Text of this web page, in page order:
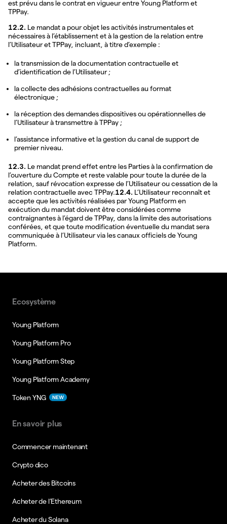
est prévu dans le contrat en vigueur entre Young Platform et
TPPay.
12.2. Le mandat a pour objet les activités instrumentales et
nécessaires à l’établissement et à la gestion de la relation entre
l’Utilisateur et TPPay, incluant, à titre d’exemple :
la transmission de la documentation contractuelle et
d’identification de l’Utilisateur ;
la collecte des adhésions contractuelles au format
électronique ;
la réception des demandes dispositives ou opérationnelles de
l’Utilisateur à transmettre à TPPay ;
l’assistance informative et la gestion du canal de support de
premier niveau.
12.3. Le mandat prend effet entre les Parties à la confirmation de
l’ouverture du Compte et reste valable pour toute la durée de la
relation, sauf révocation expresse de l’Utilisateur ou cessation de la
relation contractuelle avec TPPay.12.4. L’Utilisateur reconnaît et
accepte que les activités réalisées par Young Platform en
exécution du mandat doivent être considérées comme
contraignantes à l’égard de TPPay, dans la limite des autorisations
conférées, et que toute modification éventuelle du mandat sera
communiquée à l’Utilisateur via les canaux officiels de Young
Platform.
Ecosystème
Young Platform
Young Platform Pro
Young Platform Step
Young Platform Academy
Token YNG NEW
En savoir plus
Commencer maintenant
Crypto dico
Acheter des Bitcoins
Acheter de l’Ethereum
Acheter du Solana